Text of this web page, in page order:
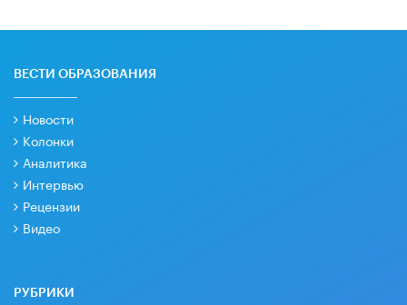
ВЕСТИ ОБРАЗОВАНИЯ
Новости
Колонки
Аналитика
Интервью
Рецензии
Видео
РУБРИКИ